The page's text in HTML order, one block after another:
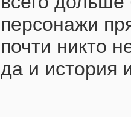
персонажи
почти никто
да и история